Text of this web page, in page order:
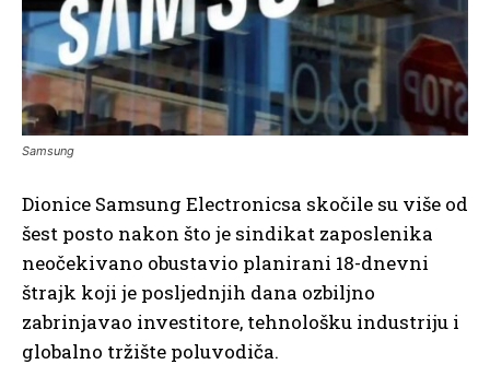
Samsung
Dionice Samsung Electronicsa skočile su više od
šest posto nakon što je sindikat zaposlenika
neočekivano obustavio planirani 18-dnevni
štrajk koji je posljednjih dana ozbiljno
zabrinjavao investitore, tehnološku industriju i
globalno tržište poluvodiča.